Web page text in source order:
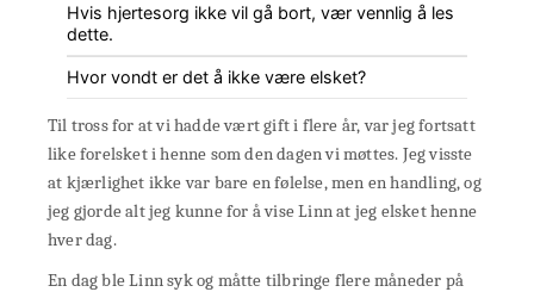
Hvis hjertesorg ikke vil gå bort, vær vennlig å les
dette.
Hvor vondt er det å ikke være elsket?
Til tross for at vi hadde vært gift i flere år, var jeg fortsatt
like forelsket i henne som den dagen vi møttes. Jeg visste
at kjærlighet ikke var bare en følelse, men en handling, og
jeg gjorde alt jeg kunne for å vise Linn at jeg elsket henne
hver dag.
En dag ble Linn syk og måtte tilbringe flere måneder på